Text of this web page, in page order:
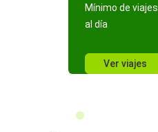
Mínimo de viajes
al día
Ver viajes